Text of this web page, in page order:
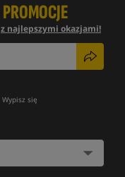
PROMOCJE
z najlepszymi okazjami!
Wypisz się